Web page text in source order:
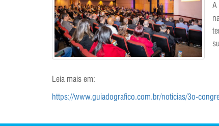
A
Leia mais em:
https://www.guiadografico.com.br/noticias/3o-